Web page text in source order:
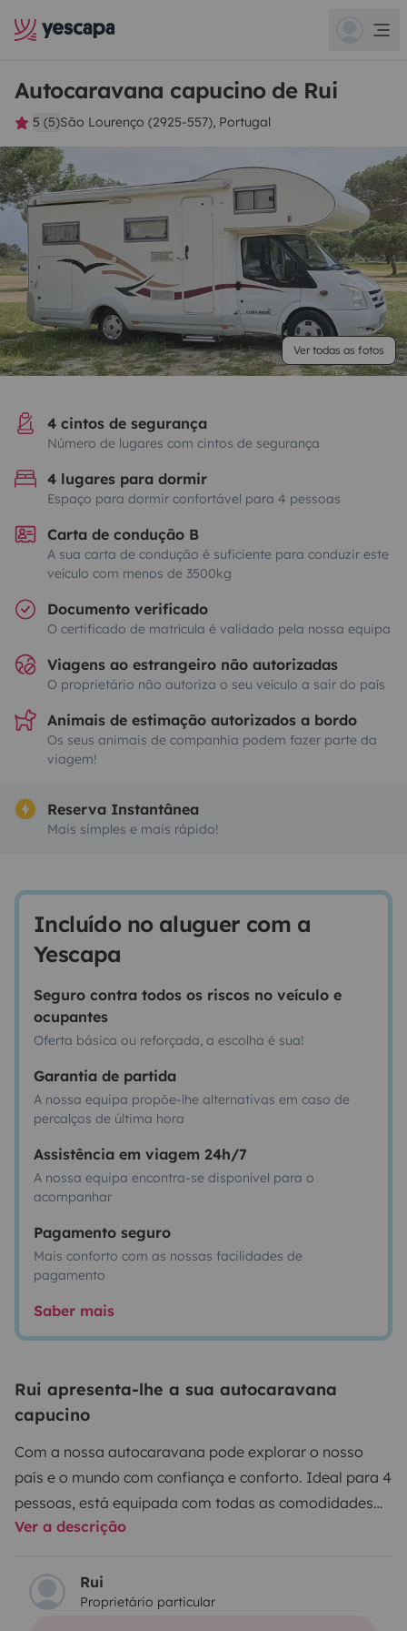
Autocaravana capucino de Rui
5 (5)São Lourenço (2925-557), Portugal
Ver todas as fotos
4 cintos de segurança
Número de lugares com cintos de segurança
4 lugares para dormir
Espaço para dormir confortável para 4 pessoas
Carta de condução B
A sua carta de condução é suficiente para conduzir este
veículo com menos de 3500kg
Documento verificado
O certificado de matrícula é validado pela nossa equipa
Viagens ao estrangeiro não autorizadas
O proprietário não autoriza o seu veículo a sair do país
Animais de estimação autorizados a bordo
Os seus animais de companhia podem fazer parte da
viagem!
Reserva Instantânea
Mais simples e mais rápido!
Incluído no aluguer com a
Yescapa
Seguro contra todos os riscos no veículo e
ocupantes
Oferta básica ou reforçada, a escolha é sua!
Garantia de partida
A nossa equipa propõe-lhe alternativas em caso de
percalços de última hora
Assistência em viagem 24h/7
A nossa equipa encontra-se disponível para o
acompanhar
Pagamento seguro
Mais conforto com as nossas facilidades de
pagamento
Saber mais
Rui apresenta-lhe a sua autocaravana
capucino
Com a nossa autocaravana pode explorar o nosso
país e o mundo com confiança e conforto. Ideal para 4
pessoas, está equipada com todas as comodidades
necessárias para uma viagem tranquila e segura para
Versátil: Possui 2 camas de casal independentes,
sempre feitas e com cortinas divisórias, uma delas
Ver a descrição
Rui
Proprietário particular